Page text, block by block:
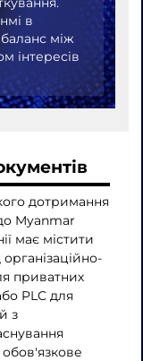
в
між
інтересів
дотримання
Myanmar
має містити
приватних
PLC для
з